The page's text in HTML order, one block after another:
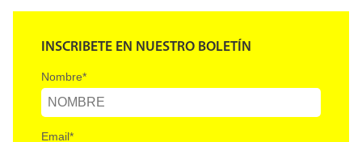
INSCRIBETE EN NUESTRO BOLETÍN
Nombre*
Email*